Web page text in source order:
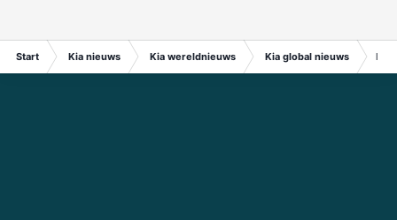
Start Kia nieuws Kia wereldnieuws Kia global nieuws